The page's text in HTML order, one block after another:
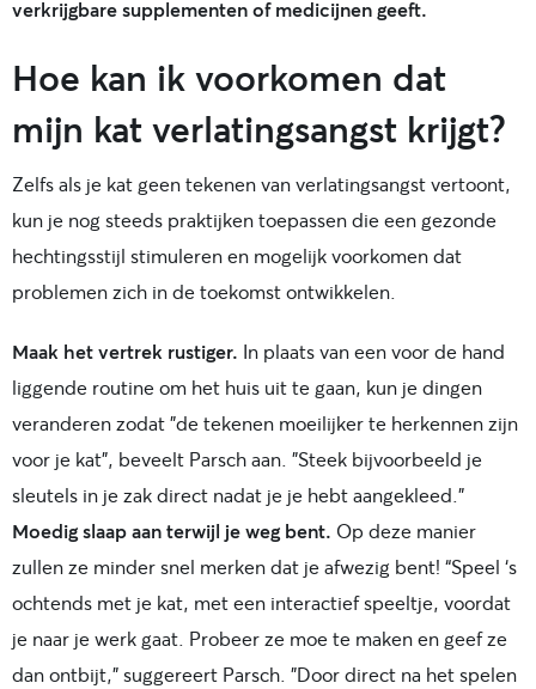
verkrijgbare supplementen of medicijnen geeft.
Hoe kan ik voorkomen dat
mijn kat verlatingsangst krijgt?
Zelfs als je kat geen tekenen van verlatingsangst vertoont,
kun je nog steeds praktijken toepassen die een gezonde
hechtingsstijl stimuleren en mogelijk voorkomen dat
problemen zich in de toekomst ontwikkelen.
Maak het vertrek rustiger. In plaats van een voor de hand
liggende routine om het huis uit te gaan, kun je dingen
veranderen zodat "de tekenen moeilijker te herkennen zijn
voor je kat", beveelt Parsch aan. "Steek bijvoorbeeld je
sleutels in je zak direct nadat je je hebt aangekleed."
Moedig slaap aan terwijl je weg bent. Op deze manier
zullen ze minder snel merken dat je afwezig bent! “Speel ‘s
ochtends met je kat, met een interactief speeltje, voordat
je naar je werk gaat. Probeer ze moe te maken en geef ze
dan ontbijt," suggereert Parsch. "Door direct na het spelen